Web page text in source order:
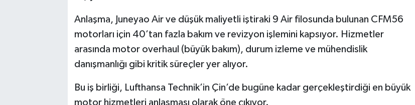
Anlaşma, Juneyao Air ve düşük maliyetli iştiraki 9 Air filosunda bulunan CFM56
motorları için 40’tan fazla bakım ve revizyon işlemini kapsıyor. Hizmetler
arasında motor overhaul (büyük bakım), durum izleme ve mühendislik
danışmanlığı gibi kritik süreçler yer alıyor.
Bu iş birliği, Lufthansa Technik’in Çin’de bugüne kadar gerçekleştirdiği en büyük
motor hizmetleri anlaşması olarak öne çıkıyor.